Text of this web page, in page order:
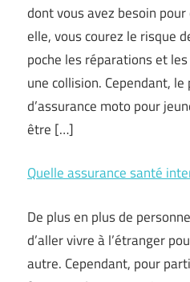
dont vous avez besoin
elle, vous courez le risque
poche les réparations et
une collision. Cependant, le
d’assurance moto pour
être […]
Quelle assurance santé
De plus en plus de
d’aller vivre à l’étranger
autre. Cependant, pour